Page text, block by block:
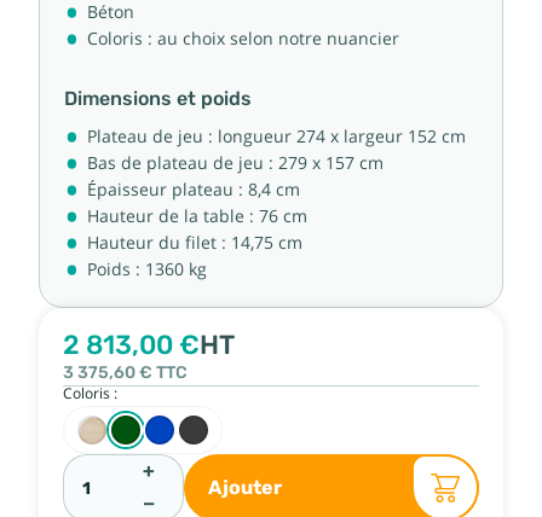
Béton
Coloris : au choix selon notre nuancier
Dimensions et poids
Plateau de jeu : longueur 274 x largeur 152 cm
Bas de plateau de jeu : 279 x 157 cm
Épaisseur plateau : 8,4 cm
Hauteur de la table : 76 cm
Hauteur du filet : 14,75 cm
Poids : 1360 kg
2 813,00 €HT
3 375,60 € TTC
Coloris :
+
−
Ajouter